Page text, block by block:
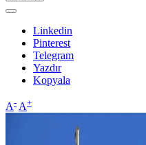
Linkedin
Pinterest
Telegram
Yazdır
Kopyala
A- A+